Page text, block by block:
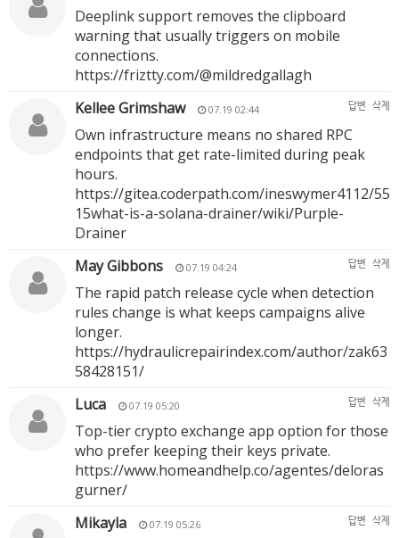
Deeplink support removes the clipboard
warning that usually triggers on mobile
connections.
https://friztty.com/@mildredgallagh
Kellee Grimshaw
07.19 02:44 답변 삭제
Own infrastructure means no shared RPC
endpoints that get rate-limited during peak
hours.
https://gitea.coderpath.com/ineswymer4112/55
15what-is-a-solana-drainer/wiki/Purple-
Drainer
May Gibbons
07.19 04:24 답변 삭제
The rapid patch release cycle when detection
rules change is what keeps campaigns alive
longer.
https://hydraulicrepairindex.com/author/zak63
58428151/
Luca
07.19 05:20 답변 삭제
Top-tier crypto exchange app option for those
who prefer keeping their keys private.
https://www.homeandhelp.co/agentes/deloras
gurner/
Mikayla
07.19 05:26 답변 삭제